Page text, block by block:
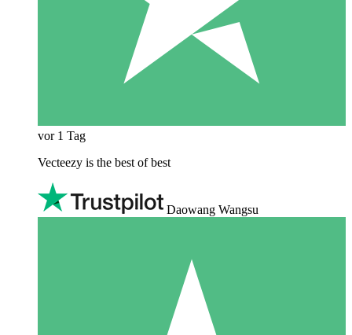
vor 1 Tag
Vecteezy is the best of best
Daowang Wangsu